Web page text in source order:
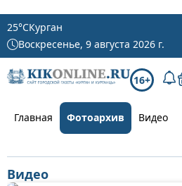
25°CКурган
Воскресенье, 9 августа 2026 г.
16+
Главная Фотоархив Видео
Видео